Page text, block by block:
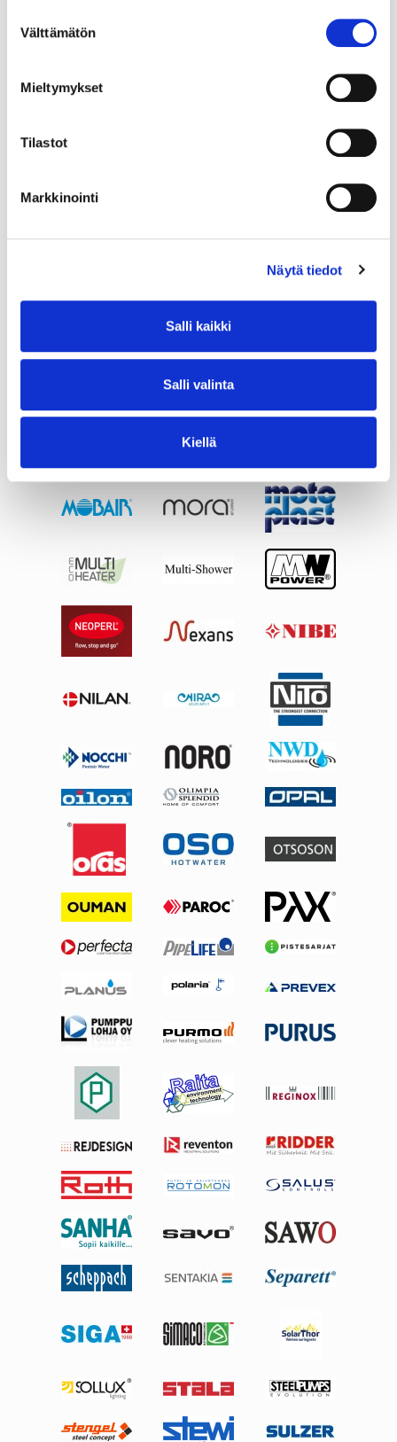
valinta
Välttämätön
Mieltymykset
Tilastot
Markkinointi
Näytä tiedot
Salli kaikki
Salli valinta
Kiellä